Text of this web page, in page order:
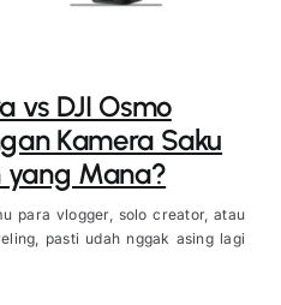
vs DJI Osmo
Kamera Saku
yang Mana?
para vlogger, solo creator, atau
pasti udah nggak asing lagi